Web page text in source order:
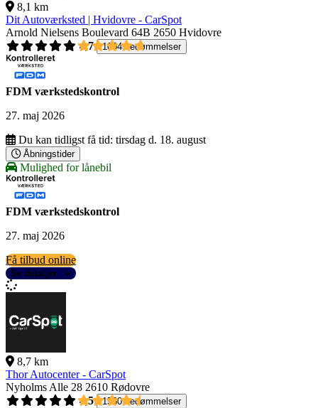
8,1 km
Dit Autoværksted | Hvidovre - CarSpot
Arnold Nielsens Boulevard 64B 2650 Hvidovre
4,7
1004 bedømmelser
FDM værkstedskontrol
27. maj 2026
Du kan tidligst få tid: tirsdag d. 18. august
Åbningstider
Mulighed for lånebil
FDM værkstedskontrol
27. maj 2026
Få tilbud online
Se detaljer
8,7 km
Thor Autocenter - CarSpot
Nyholms Alle 28 2610 Rødovre
4,5
1560 bedømmelser